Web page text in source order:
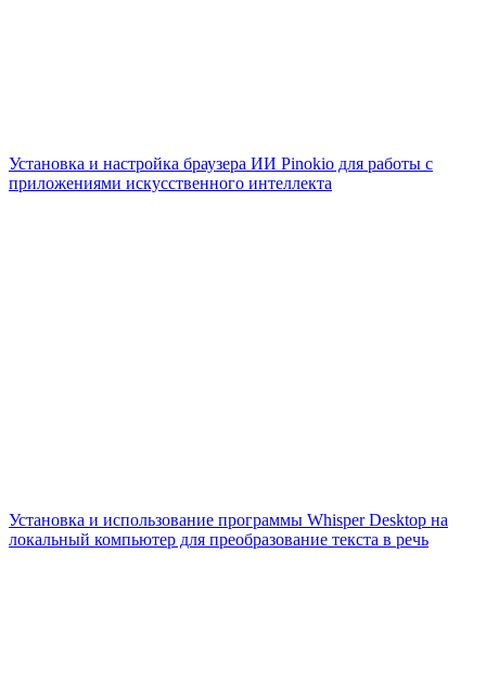
Установка и настройка браузера ИИ Pinokio для работы с
приложениями искусственного интеллекта
Установка и использование программы Whisper Desktop на
локальный компьютер для преобразование текста в речь